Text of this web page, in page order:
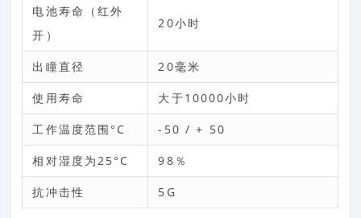
电池寿命（红外
开）
20小时
出瞳直径 20毫米
使用寿命 大于10000小时
工作温度范围°С -50 / + 50
相对湿度为25°С 98％
抗冲击性 5G